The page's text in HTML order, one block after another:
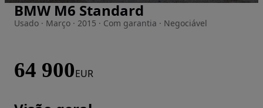
Imagem 1 de 58
BMW M6 Standard
Usado · Março · 2015 · Com garantia · Negociável
64 900EUR